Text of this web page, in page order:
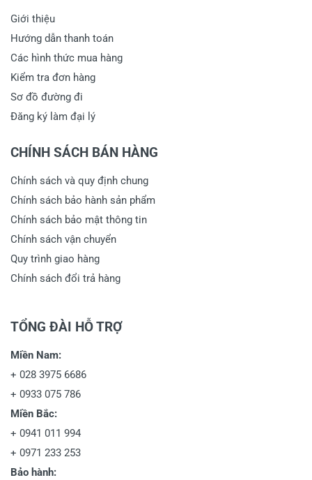
Giới thiệu
Hướng dẫn thanh toán
Các hình thức mua hàng
Kiểm tra đơn hàng
Sơ đồ đường đi
Đăng ký làm đại lý
CHÍNH SÁCH BÁN HÀNG
Chính sách và quy định chung
Chính sách bảo hành sản phẩm
Chính sách bảo mật thông tin
Chính sách vận chuyển
Quy trình giao hàng
Chính sách đổi trả hàng
TỔNG ĐÀI HỖ TRỢ
Miền Nam:
+ 028 3975 6686
+ 0933 075 786
Miền Bắc:
+ 0941 011 994
+ 0971 233 253
Bảo hành: